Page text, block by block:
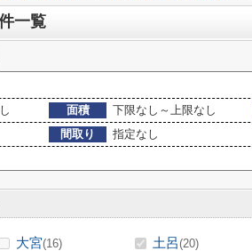
一覧
面積 下限なし～上限なし
間取り
指定なし
大宮(16) 土呂(20)